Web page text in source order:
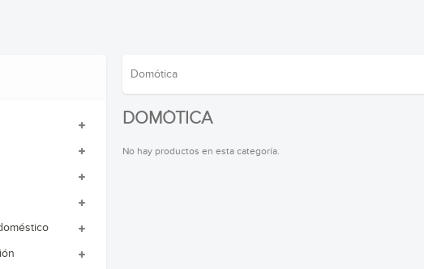
Domótica
DOMÓTICA
No hay productos en esta categoría.